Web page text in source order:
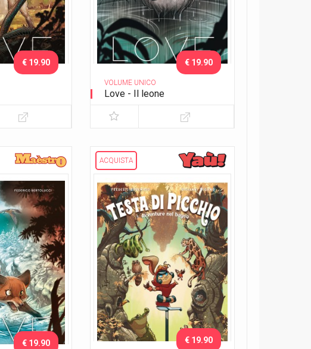
€ 19.90
VOLUME UNICO
Love - Il leone
€ 19.90
€ 19.90
ACQUISTA
€ 19.90